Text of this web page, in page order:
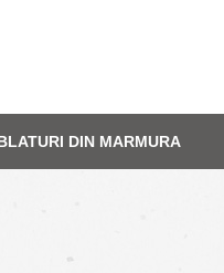
DIN MARMURA